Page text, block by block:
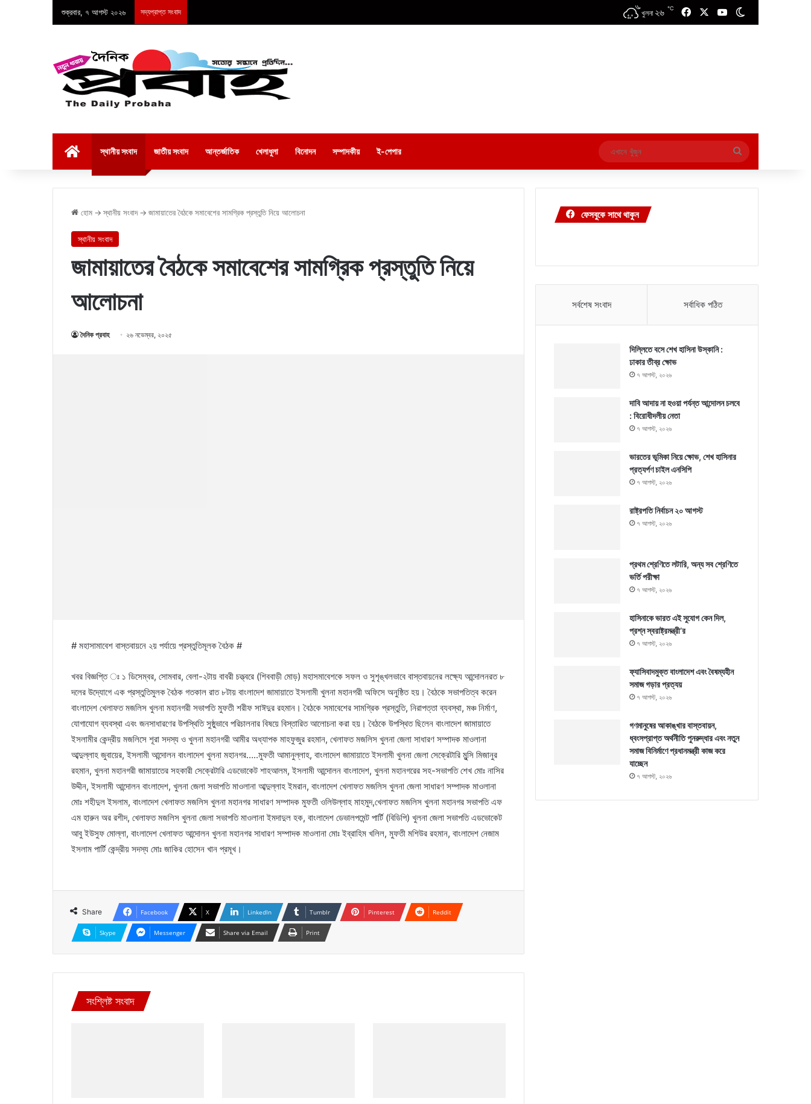
শুক্রবার, ৭ আগস্ট ২০২৬ সদ্যপ্রাপ্ত সংবাদ খুলনা ২৬ ℃ FacebookYouTube
স্থানীয় সংবাদ জাতীয় সংবাদ আন্তর্জাতিক খেলাধুলা বিনোদন সম্পাদকীয় ই-পেপার
এখানে
খুঁজুন
হোম → স্থানীয় সংবাদ → জামায়াতের বৈঠকে সমাবেশের সামগ্রিক প্রস্তুতি নিয়ে আলোচনা
স্থানীয় সংবাদ
জামায়াতের বৈঠকে সমাবেশের সামগ্রিক প্রস্তুতি নিয়ে
আলোচনা
দৈনিক প্রবাহ ২৬ নভেম্বর, ২০২৫
# মহাসামাবেশ বাস্তবায়নে ২য় পর্যায়ে প্রস্তুতিমূলক বৈঠক #
খবর বিজ্ঞপ্তি ঃ ১ ডিসেম্বর, সোমবার, বেলা-২টায় বাবরী চত্ত্বরে (শিববাড়ী মোড়) মহাসমাবেশকে সফল ও সুশৃঙ্খলভাবে বাস্তবায়নের লক্ষ্যে আন্দোলনরত ৮
দলের উদ্যোগে এক প্রস্তুতিমুলক বৈঠক গতকাল রাত ৮টায় বাংলাদেশ জামায়াতে ইসলামী খুলনা মহানগরী অফিসে অনুষ্ঠিত হয়। বৈঠকে সভাপতিত্ব করেন
বাংলাদেশ খেলাফত মজলিস খুলনা মহানগরী সভাপতি মুফতী শরীফ সাঈদুর রহমান। বৈঠকে সমাবেশের সামগ্রিক প্রস্তুতি, নিরাপত্তা ব্যবস্থা, মঞ্চ নির্মাণ,
যোগাযোগ ব্যবস্থা এবং জনসাধারণের উপস্থিতি সুষ্ঠুভাবে পরিচালনার বিষয়ে বিস্তারিত আলোচনা করা হয়। বৈঠকে উপস্থিত ছিলেন বাংলাদেশ জামায়াতে
ইসলামীর কেন্দ্রীয় মজলিসে শূরা সদস্য ও খুলনা মহানগরী আমীর অধ্যাপক মাহফুজুর রহমান, খেলাফত মজলিস খুলনা জেলা সাধারণ সম্পাদক মাওলানা
আব্দুল্লাহ জুবায়ের, ইসলামী আন্দোলন বাংলাদেশ খুলনা মহানগর…..মুফতী আমানুল্লাহ, বাংলাদেশ জামায়াতে ইসলামী খুলনা জেলা সেক্রেটারি মুন্সি মিজানুর
রহমান, খুলনা মহানগরী জামায়াতের সহকারী সেক্রেটারি এডভোকেট শাহআলম, ইসলামী আন্দোলন বাংলাদেশ, খুলনা মহানগরের সহ-সভাপতি শেখ মোঃ নাসির
উদ্দীন, ইসলামী আন্দোলন বাংলাদেশ, খুলনা জেলা সভাপতি মাওলানা আব্দুল্লাহ ইমরান, বাংলাদেশ খেলাফত মজলিস খুলনা জেলা সাধারণ সম্পাদক মাওলানা
মোঃ শহীদুল ইসলাম, বাংলাদেশ খেলাফত মজলিস খুলনা মহানগর সাধারণ সম্পাদক মুফতী ওলিউল্লাহ মাহমুদ,খেলাফত মজলিস খুলনা মহানগর সভাপতি এফ
এম হারুন অর রশীদ, খেলাফত মজলিস খুলনা জেলা সভাপতি মাওলানা ইমদাদুল হক, বাংলাদেশ ডেভালপমেন্ট পার্টি (বিডিপি) খুলনা জেলা সভাপতি এডভোকেট
আবু ইউসুফ মোল্লা, বাংলাদেশ খেলাফত আন্দোলন খুলনা মহানগর সাধারণ সম্পাদক মাওলানা মোঃ ইব্রাহিম খলিল, মুফতী মশিউর রহমান, বাংলাদেশ নেজাম
ইসলাম পার্টি কেন্দ্রীয় সদস্য মোঃ জাকির হোসেন খান প্রমূখ।
Share Facebook X LinkedIn Tumblr Pinterest Reddit
Skype Messenger Share via Email Print
সংশ্লিষ্ট সংবাদ
ফেসবুকে সাথে থাকুন
সর্বশেষ সংবাদ সর্বাধিক পঠিত
দিল্লিতে বসে শেখ হাসিনা উস্কানি :
ঢাকার তীব্র ক্ষোভ
৭ আগস্ট, ২০২৬
দাবি আদায় না হওয়া পর্যন্ত আন্দোলন চলবে
: বিরোধীদলীয় নেতা
৭ আগস্ট, ২০২৬
ভারতের ভূমিকা নিয়ে ক্ষোভ, শেখ হাসিনার
প্রত্যর্পণ চাইল এনসিপি
৭ আগস্ট, ২০২৬
রাষ্ট্রপতি নির্বাচন ২০ আগস্ট
৭ আগস্ট, ২০২৬
প্রথম শ্রেণিতে লটারি, অন্য সব শ্রেণিতে
ভর্তি পরীক্ষা
৭ আগস্ট, ২০২৬
হাসিনাকে ভারত এই সুযোগ কেন দিল,
প্রশ্ন স্বরাষ্ট্রমন্ত্রী’র
৭ আগস্ট, ২০২৬
ফ্যাসিবাদমুক্ত বাংলাদেশ এবং বৈষম্যহীন
সমাজ গড়ার প্রত্যয়
৭ আগস্ট, ২০২৬
গণমানুষের আকাঙ্খার বাস্তবায়ন,
ধ্বংসপ্রাপ্ত অর্থনীতি পুনরুদ্ধার এবং নতুন
সমাজ বিনির্মাণে প্রধানমন্ত্রী কাজ করে
যাচ্ছেন
৭ আগস্ট, ২০২৬